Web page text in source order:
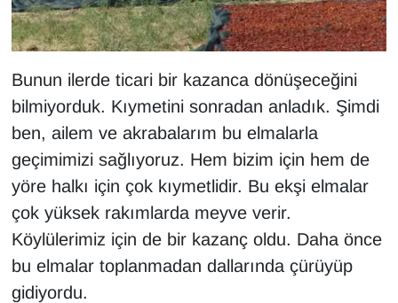
Bunun ilerde ticari bir kazanca dönüşeceğini
bilmiyorduk. Kıymetini sonradan anladık. Şimdi
ben, ailem ve akrabalarım bu elmalarla
geçimimizi sağlıyoruz. Hem bizim için hem de
yöre halkı için çok kıymetlidir. Bu ekşi elmalar
çok yüksek rakımlarda meyve verir.
Köylülerimiz için de bir kazanç oldu. Daha önce
bu elmalar toplanmadan dallarında çürüyüp
gidiyordu.
YEREL